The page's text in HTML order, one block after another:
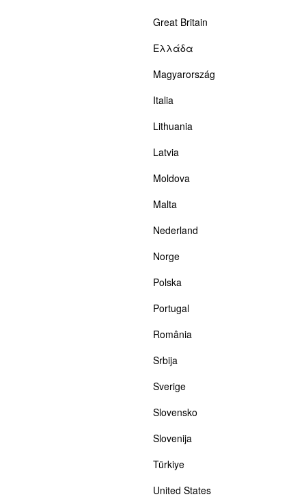
Great Britain
Ελλάδα
Magyarország
Italia
Lithuania
Latvia
Moldova
Malta
Nederland
Norge
Polska
Portugal
România
Srbija
Sverige
Slovensko
Slovenija
Türkiye
United States